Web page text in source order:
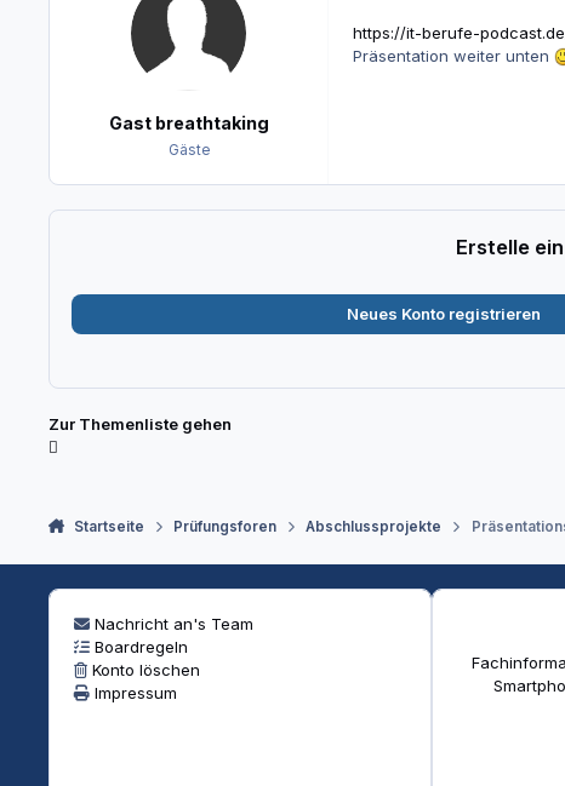
Gast breathtaking
Gäste
https://it-berufe-
Präsentation weiter unten
Erstelle
Neues Konto registrieren
Zur Themenliste gehen
Startseite Prüfungsforen Abschlussprojekte
Nachricht an's Team
Boardregeln
Konto löschen
Impressum